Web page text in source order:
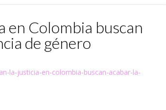
en Colombia buscan
de género
la-justicia-en-colombia-buscan-acabar-la-